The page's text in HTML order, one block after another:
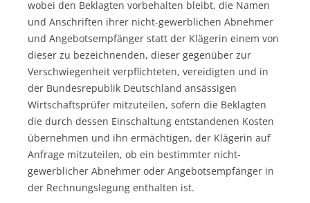
wobei den Beklagten vorbehalten bleibt, die Namen
und Anschriften ihrer nicht-gewerblichen Abnehmer
und Angebotsempfänger statt der Klägerin einem von
dieser zu bezeichnenden, dieser gegenüber zur
Verschwiegenheit verpflichteten, vereidigten und in
der Bundesrepublik Deutschland ansässigen
Wirtschaftsprüfer mitzuteilen, sofern die Beklagten
die durch dessen Einschaltung entstandenen Kosten
übernehmen und ihn ermächtigen, der Klägerin auf
Anfrage mitzuteilen, ob ein bestimmter nicht-
gewerblicher Abnehmer oder Angebotsempfänger in
der Rechnungslegung enthalten ist.